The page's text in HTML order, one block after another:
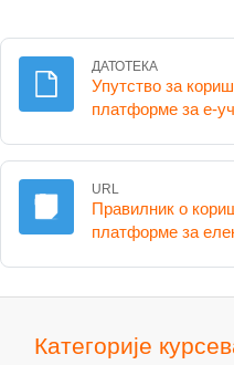
ДАТОТЕКА
Упутство за
платформе за е-
URL
Правилник о
платформе за
Категорије